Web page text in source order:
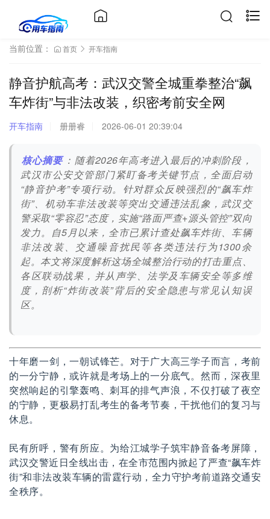
当前位置： 首页 开车指南
静音护航高考：武汉交警全城重拳整治“飙
车炸街”与非法改装，织密考前安全网
开车指南 册册睿 2026-06-01 20:39:04
核心摘要 ：随着2026年高考进入最后的冲刺阶段，
武汉市公安交管部门紧盯备考关键节点，全面启动
“静音护考”专项行动。针对群众反映强烈的“飙车炸
街”、机动车非法改装等突出交通违法乱象，武汉交
警采取“零容忍”态度，实施“路面严查+源头管控”双向
发力。自5月以来，全市已累计查处飙车炸街、车辆
非法改装、交通噪音扰民等各类违法行为1300余
起。本文将深度解析这场全城整治行动的打击重点、
各区联动战果，并从声学、法学及车辆安全等多维
度，剖析“炸街改装”背后的安全隐患与常见认知误
区。
十年磨一剑，一朝试锋芒。对于广大高三学子而言，考前
的一分宁静，或许就是考场上的一分底气。然而，深夜里
突然响起的引擎轰鸣、刺耳的排气声浪，不仅打破了夜空
的宁静，更极易打乱考生的备考节奏，干扰他们的复习与
休息。
民有所呼，警有所应。为给江城学子筑牢静音备考屏障，
武汉交警近日全线出击，在全市范围内掀起了严查“飙车炸
街”和非法改装车辆的雷霆行动，全力守护考前道路交通安
全秩序。